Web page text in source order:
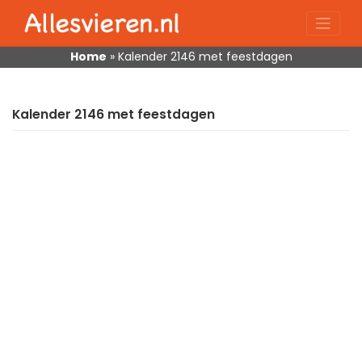
content
Home » Kalender 2146 met feestdagen
Kalender 2146 met feestdagen